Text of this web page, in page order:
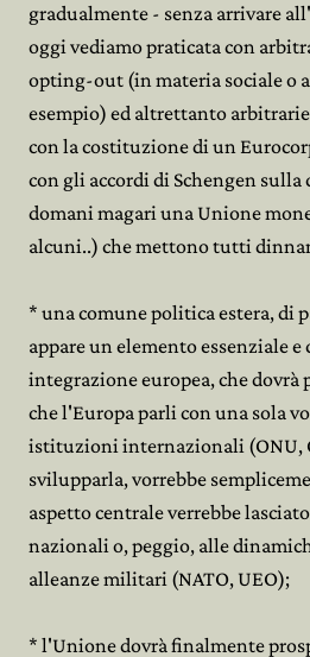
gradualmente - senza arrivare
oggi vediamo praticata con
opting-out (in materia sociale o
esempio) ed altrettanto
con la costituzione di un
con gli accordi di Schengen
domani magari una Unione
alcuni..) che mettono tutti
* una comune politica estera, di
appare un elemento essenziale e
integrazione europea, che dovrà
che l'Europa parli con una sola
istituzioni internazionali (ONU,
svilupparla, vorrebbe
aspetto centrale verrebbe
nazionali o, peggio, alle
alleanze militari (NATO, UEO);
* l'Unione dovrà finalmente